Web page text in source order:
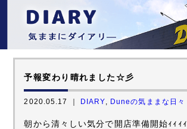
予報変わり晴れました☆彡
2020.05.17 ｜ DIARY Duneの気ままな日々
朝から清々しい気分で開店準備開始ｨｨｨｨ